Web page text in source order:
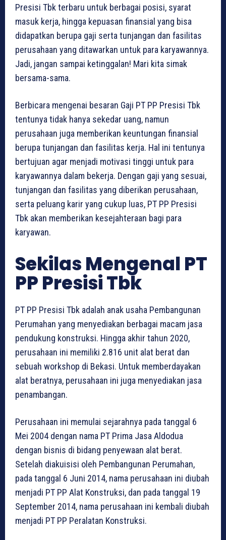
Presisi Tbk terbaru untuk berbagai posisi, syarat
masuk kerja, hingga kepuasan finansial yang bisa
didapatkan berupa gaji serta tunjangan dan fasilitas
perusahaan yang ditawarkan untuk para karyawannya.
Jadi, jangan sampai ketinggalan! Mari kita simak
bersama-sama.
Berbicara mengenai besaran Gaji PT PP Presisi Tbk
tentunya tidak hanya sekedar uang, namun
perusahaan juga memberikan keuntungan finansial
berupa tunjangan dan fasilitas kerja. Hal ini tentunya
bertujuan agar menjadi motivasi tinggi untuk para
karyawannya dalam bekerja. Dengan gaji yang sesuai,
tunjangan dan fasilitas yang diberikan perusahaan,
serta peluang karir yang cukup luas, PT PP Presisi
Tbk akan memberikan kesejahteraan bagi para
karyawan.
Sekilas Mengenal PT
PP Presisi Tbk
PT PP Presisi Tbk adalah anak usaha Pembangunan
Perumahan yang menyediakan berbagai macam jasa
pendukung konstruksi. Hingga akhir tahun 2020,
perusahaan ini memiliki 2.816 unit alat berat dan
sebuah workshop di Bekasi. Untuk memberdayakan
alat beratnya, perusahaan ini juga menyediakan jasa
penambangan.
Perusahaan ini memulai sejarahnya pada tanggal 6
Mei 2004 dengan nama PT Prima Jasa Aldodua
dengan bisnis di bidang penyewaan alat berat.
Setelah diakuisisi oleh Pembangunan Perumahan,
pada tanggal 6 Juni 2014, nama perusahaan ini diubah
menjadi PT PP Alat Konstruksi, dan pada tanggal 19
September 2014, nama perusahaan ini kembali diubah
menjadi PT PP Peralatan Konstruksi.